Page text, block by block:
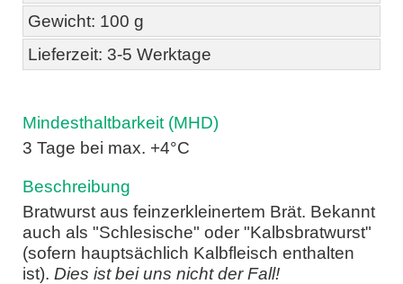
Gewicht: 100 g
Lieferzeit: 3-5 Werktage
Mindesthaltbarkeit (MHD)
3 Tage bei max. +4°C
Beschreibung
Bratwurst aus feinzerkleinertem Brät. Bekannt
auch als "Schlesische" oder "Kalbsbratwurst"
(sofern hauptsächlich Kalbfleisch enthalten
ist). Dies ist bei uns nicht der Fall!